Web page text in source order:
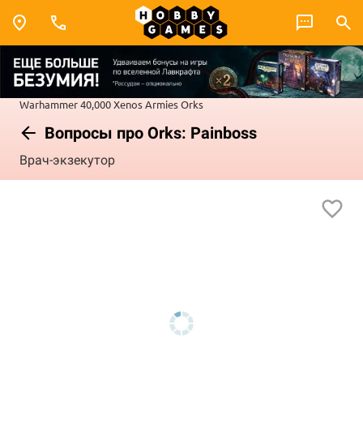
Warhammer 40,000Xenos ArmiesOrks
Вопросы про Orks: Painboss
Врач-экзекутор